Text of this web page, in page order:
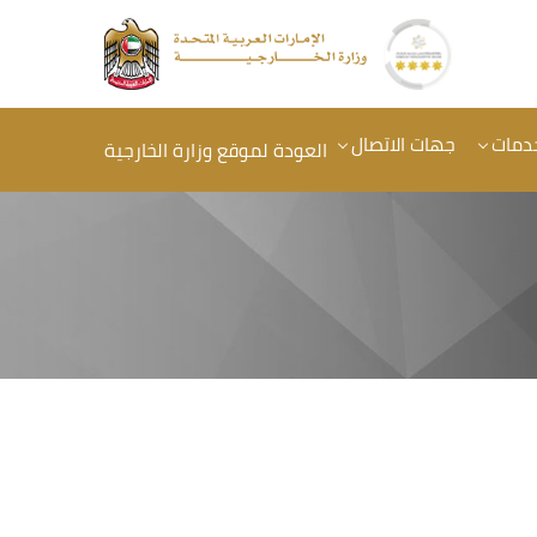
جهات الاتصال العودة لموقع وزارة الخارجية